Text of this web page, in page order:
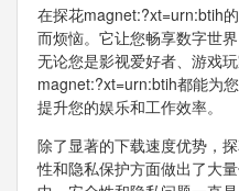
在探花magnet:?xt=urn:btih
而烦恼。它让您畅享数字世
无论您是影视爱好者、游戏
magnet:?xt=urn:btih都能为
提升您的娱乐和工作效率。
除了显著的下载速度优势，
性和隐私保护方面做出了大